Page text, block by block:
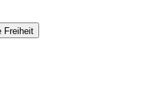
Freiheit